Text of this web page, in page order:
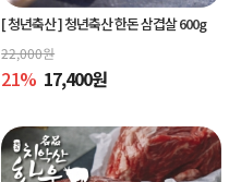
[ 청년축산 ]청년축산 한돈 삼겹살 600g
22,000원
21% 17,400원